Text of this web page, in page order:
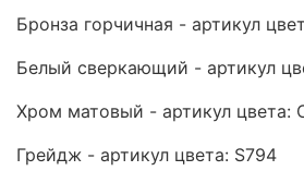
Бронза горчичная - артикул
Белый сверкающий - артикул
Хром матовый - артикул цвета:
Грейдж - артикул цвета: S794